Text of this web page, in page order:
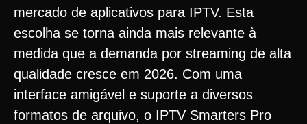
mercado de aplicativos para IPTV. Esta
escolha se torna ainda mais relevante à
medida que a demanda por streaming de alta
qualidade cresce em 2026. Com uma
interface amigável e suporte a diversos
formatos de arquivo, o IPTV Smarters Pro